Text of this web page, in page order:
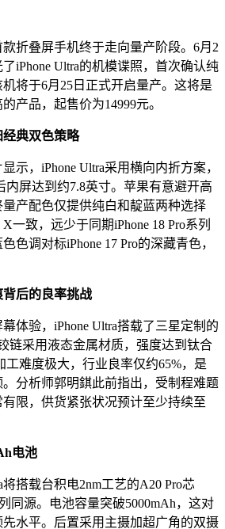
折叠屏手机终于走向量产阶段。6月2
iPhone Ultra的机模谍照，首次确认纯
将于6月25日正式开启量产。这将是
产品，起售价为14999元。
典双色策略
示，iPhone Ultra采用横向内折方案，
内屏达到约7.8英寸。苹果有意避开高
产配色仅提供纯白和靛蓝两种选择
致，远少于同期iPhone 18 Pro系列
色调对标iPhone 17 Pro的深藏青色，
后的良率挑战
体验，iPhone Ultra搭载了三星定制的
链采用液态金属材质，强度达到钛合
工难度极大，行业良率仅约65%，是
分析师郭明錤此前指出，受制程难题
限，供货紧张状况预计至少持续至
电池
搭载台积电2nm工艺的A20 Pro芯
同源。电池容量突破5000mAh，这对
水平。后置采用主摄加超广角的双摄